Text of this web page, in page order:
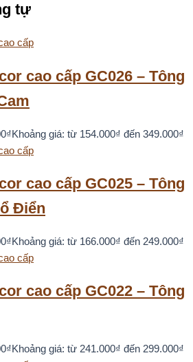
tự
cao cấp GC026 – Tông
₫Khoảng giá: từ 154.000₫ đến 349.000₫
cao cấp GC025 – Tông
Điển
₫Khoảng giá: từ 166.000₫ đến 249.000₫
cao cấp GC022 – Tông
₫Khoảng giá: từ 241.000₫ đến 299.000₫